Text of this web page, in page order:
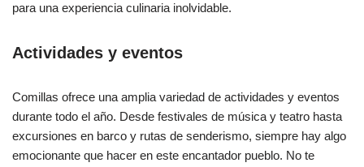
para una experiencia culinaria inolvidable.
Actividades y eventos
Comillas ofrece una amplia variedad de actividades y eventos
durante todo el año. Desde festivales de música y teatro hasta
excursiones en barco y rutas de senderismo, siempre hay algo
emocionante que hacer en este encantador pueblo. No te